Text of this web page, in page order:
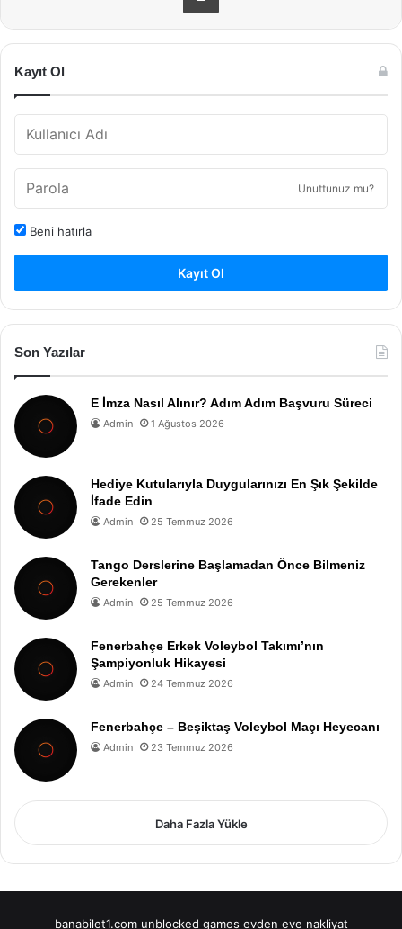
Kayıt Ol
Unuttunuz mu?
Beni hatırla
Kayıt Ol
Son Yazılar
E İmza Nasıl Alınır? Adım Adım Başvuru Süreci
Admin 1 Ağustos 2026
Hediye Kutularıyla Duygularınızı En Şık Şekilde
İfade Edin
Admin 25 Temmuz 2026
Tango Derslerine Başlamadan Önce Bilmeniz
Gerekenler
Admin 25 Temmuz 2026
Fenerbahçe Erkek Voleybol Takımı’nın
Şampiyonluk Hikayesi
Admin 24 Temmuz 2026
Fenerbahçe – Beşiktaş Voleybol Maçı Heyecanı
Admin 23 Temmuz 2026
Daha Fazla Yükle
banabilet1.com unblocked games evden eve nakliyat